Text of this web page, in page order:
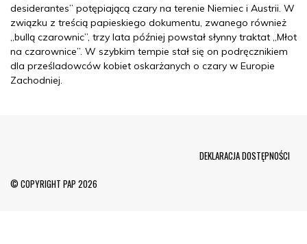
desiderantes” potępiającą czary na terenie Niemiec i Austrii. W
związku z treścią papieskiego dokumentu, zwanego również
„bullą czarownic”, trzy lata później powstał słynny traktat „Młot
na czarownice”. W szybkim tempie stał się on podręcznikiem
dla prześladowców kobiet oskarżanych o czary w Europie
Zachodniej.
© COPYRIGHT PAP 2026
DEKLARACJA DOSTĘPNOŚCI